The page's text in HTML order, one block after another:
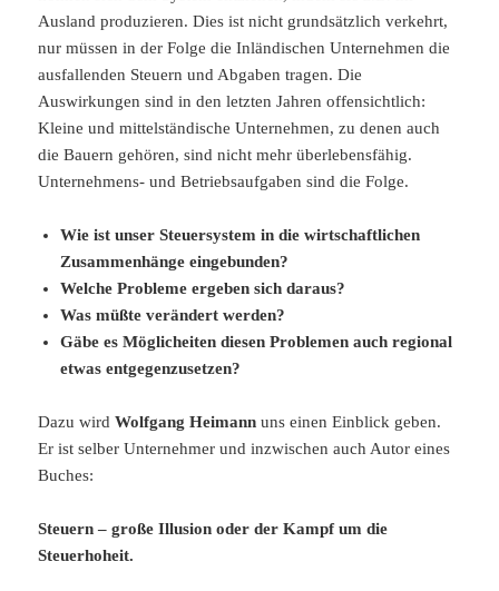
Ausland produzieren. Dies ist nicht grundsätzlich verkehrt,
nur müssen in der Folge die Inländischen Unternehmen die
ausfallenden Steuern und Abgaben tragen. Die
Auswirkungen sind in den letzten Jahren offensichtlich:
Kleine und mittelständische Unternehmen, zu denen auch
die Bauern gehören, sind nicht mehr überlebensfähig.
Unternehmens- und Betriebsaufgaben sind die Folge.
Wie ist unser Steuersystem in die wirtschaftlichen
Zusammenhänge eingebunden?
Welche Probleme ergeben sich daraus?
Was müßte verändert werden?
Gäbe es Möglicheiten diesen Problemen auch regional
etwas entgegenzusetzen?
Dazu wirdWolfgang Heimann uns einen Einblick geben.
Er ist selber Unternehmer und inzwischen auch Autor eines
Buches:
Steuern – große Illusion oder der Kampf um die
Steuerhoheit.